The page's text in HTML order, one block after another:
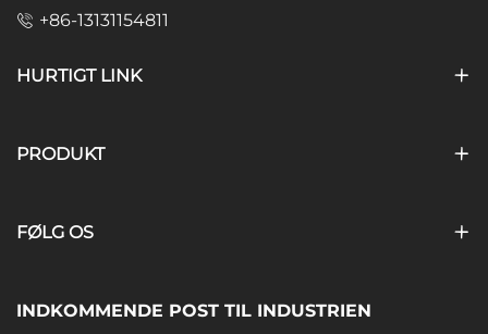
+86-13131154811
HURTIGT LINK
PRODUKT
FØLG OS
INDKOMMENDE POST TIL INDUSTRIEN